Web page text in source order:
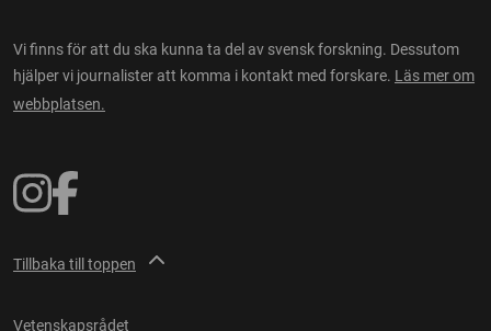
Vi finns för att du ska kunna ta del av svensk forskning. Dessutom
hjälper vi journalister att komma i kontakt med forskare. Läs mer om
webbplatsen.
Tillbaka till toppen
Vetenskapsrådet